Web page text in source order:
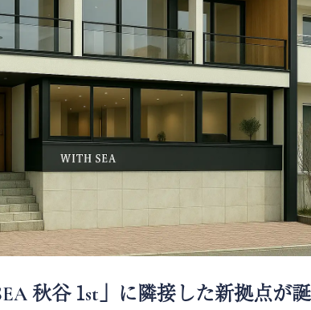
秋谷 1st」に隣接した新拠点が